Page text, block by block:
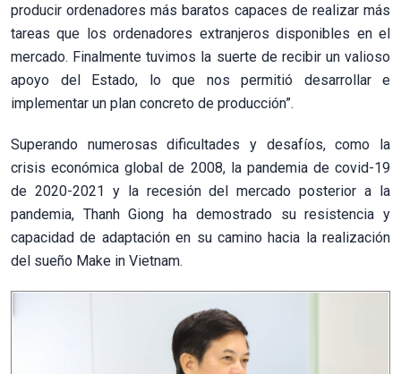
producir ordenadores más baratos capaces de realizar más
tareas que los ordenadores extranjeros disponibles en el
mercado. Finalmente tuvimos la suerte de recibir un valioso
apoyo del Estado, lo que nos permitió desarrollar e
implementar un plan concreto de producción”.
Superando numerosas dificultades y desafíos, como la
crisis económica global de 2008, la pandemia de covid-19
de 2020-2021 y la recesión del mercado posterior a la
pandemia, Thanh Giong ha demostrado su resistencia y
capacidad de adaptación en su camino hacia la realización
del sueño Make in Vietnam.